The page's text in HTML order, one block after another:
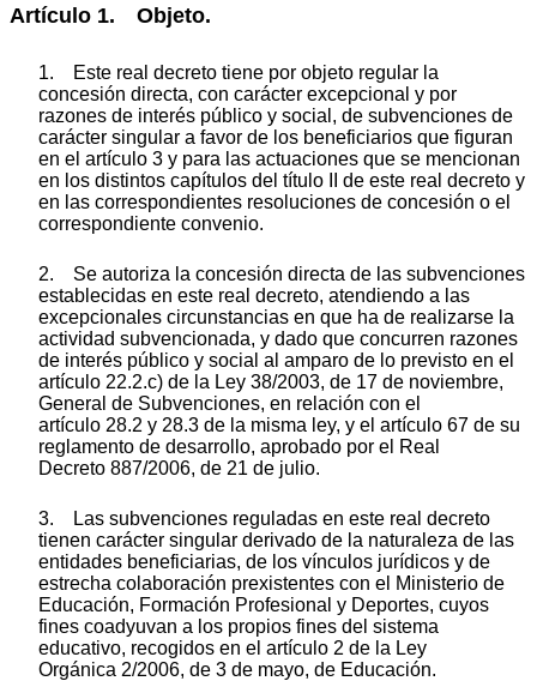
Artículo 1. Objeto.
1. Este real decreto tiene por objeto regular la
concesión directa, con carácter excepcional y por
razones de interés público y social, de subvenciones de
carácter singular a favor de los beneficiarios que figuran
en el artículo 3 y para las actuaciones que se mencionan
en los distintos capítulos del título II de este real decreto y
en las correspondientes resoluciones de concesión o el
correspondiente convenio.
2. Se autoriza la concesión directa de las subvenciones
establecidas en este real decreto, atendiendo a las
excepcionales circunstancias en que ha de realizarse la
actividad subvencionada, y dado que concurren razones
de interés público y social al amparo de lo previsto en el
artículo 22.2.c) de la Ley 38/2003, de 17 de noviembre,
General de Subvenciones, en relación con el
artículo 28.2 y 28.3 de la misma ley, y el artículo 67 de su
reglamento de desarrollo, aprobado por el Real
Decreto 887/2006, de 21 de julio.
3. Las subvenciones reguladas en este real decreto
tienen carácter singular derivado de la naturaleza de las
entidades beneficiarias, de los vínculos jurídicos y de
estrecha colaboración prexistentes con el Ministerio de
Educación, Formación Profesional y Deportes, cuyos
fines coadyuvan a los propios fines del sistema
educativo, recogidos en el artículo 2 de la Ley
Orgánica 2/2006, de 3 de mayo, de Educación.